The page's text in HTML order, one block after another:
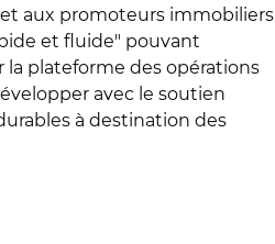
aux promoteurs immobiliers
et fluide" pouvant
plateforme des opérations
avec le soutien
à destination des